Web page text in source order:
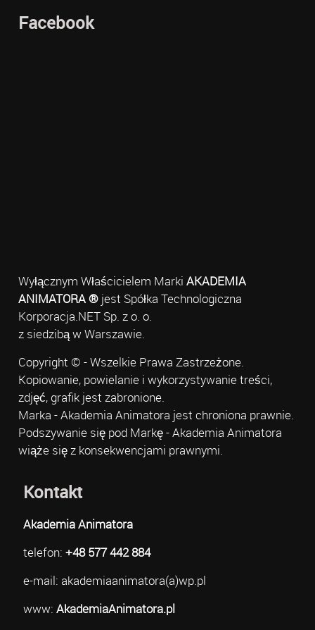
Facebook
Wyłącznym Właścicielem Marki AKADEMIA
ANIMATORA ®jest Spółka Technologiczna
Korporacja.NET Sp. z o. o.
z siedzibą w Warszawie.
Copyright © - Wszelkie Prawa Zastrzeżone.
Kopiowanie, powielanie i wykorzystywanie treści,
zdjęć, grafik jest zabronione.
Marka - Akademia Animatora jest chroniona prawnie.
Podszywanie się pod Markę - Akademia Animatora
wiąże się z konsekwencjami prawnymi.
Kontakt
Akademia Animatora
telefon: +48 577 442 884
e-mail: akademiaanimatora(a)wp.pl
www: AkademiaAnimatora.pl